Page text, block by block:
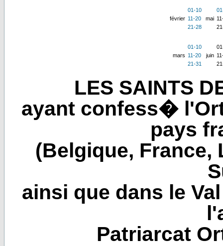
février
01-10
mai
11-20
21-28
mars
01-10
juin
11-20
21-31
LES SAINTS
ayant confess�
pays
(Belgique, France,
ainsi que dans le
Patriarcat